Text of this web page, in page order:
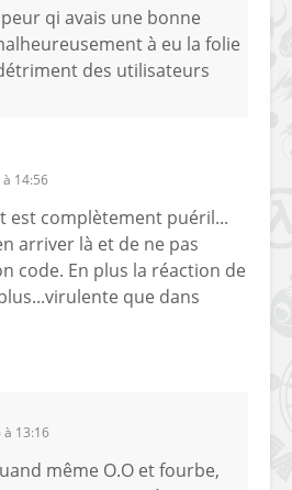
qi avais une bonne
à eu la folie
des utilisateurs
14:56
est complètement puéril...
arriver là et de ne pas
code. En plus la réaction de
que dans
13:16
même O.O et fourbe,